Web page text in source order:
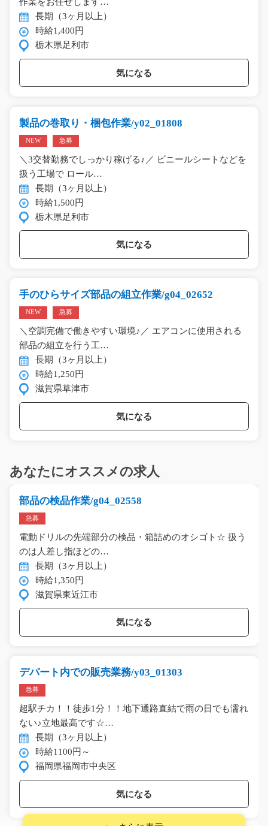
長期（3ヶ月以上）
時給1,400円
栃木県足利市
気になる
製品の巻取り・梱包作業/y02_01808
NEW 急募
＼3交替勤務でしっかり稼げる♪／ ビニールシートなどを
扱う工場で ロール…
長期（3ヶ月以上）
時給1,500円
栃木県足利市
気になる
手のひらサイズ部品の組立作業/g04_02652
NEW 急募
＼空調完備で働きやすい環境♪／ エアコンに使用される
部品の組立を行う工…
長期（3ヶ月以上）
時給1,250円
滋賀県草津市
気になる
あなたにオススメの求人
部品の検品作業/g04_02558
急募
電動ドリルの先端部分の検品・箱詰めのオシゴト☆ 扱う
のは人差し指ほどの…
長期（3ヶ月以上）
時給1,350円
滋賀県東近江市
気になる
デパート内での販売業務/y03_01303
急募
超駅チカ！！徒歩1分！！地下通路直結で雨の日でも濡れ
ない♪立地最高です☆…
長期（3ヶ月以上）
時給1100円～
福岡県福岡市中央区
気になる